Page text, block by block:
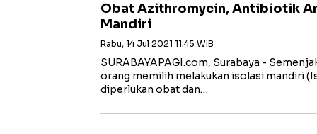
Obat Azithromycin, Antibiotik
Mandiri
Rabu, 14 Jul 2021 11:45 WIB
SURABAYAPAGI.com, Surabaya -
orang memilih melakukan isolasi mandiri
diperlukan obat dan…